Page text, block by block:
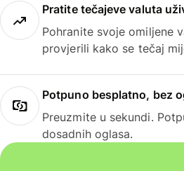
Pratite tečajeve valuta
Pohranite svoje omiljene
provjerili kako se tečaj
Potpuno besplatno, bez
Preuzmite u sekundi.
dosadnih oglasa.